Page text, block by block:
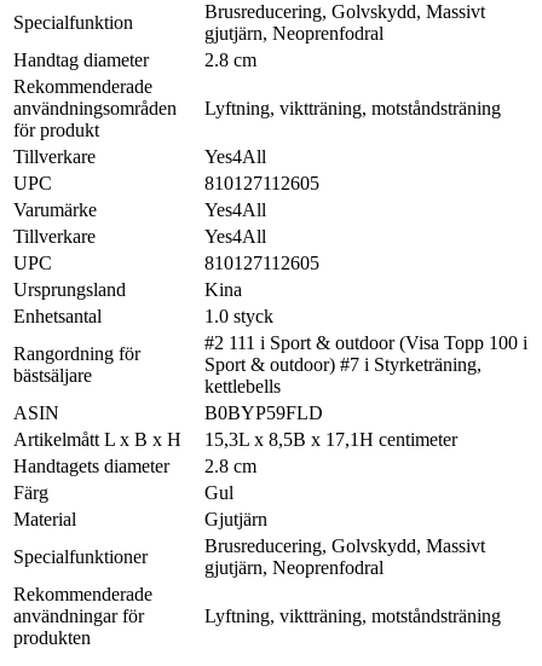
Specialfunktion
Brusreducering, Golvskydd, Massivt
gjutjärn, Neoprenfodral
Handtag diameter
2.8 cm
Rekommenderade
användningsområden
för produkt
Lyftning, viktträning, motståndsträning
Tillverkare
Yes4All
UPC
810127112605
Varumärke
Yes4All
Tillverkare
Yes4All
UPC
810127112605
Ursprungsland
Kina
Enhetsantal
1.0 styck
Rangordning för
bästsäljare
#2 111 i Sport & outdoor (Visa Topp 100 i
Sport & outdoor) #7 i Styrketräning,
kettlebells
ASIN
B0BYP59FLD
Artikelmått L x B x H
15,3L x 8,5B x 17,1H centimeter
Handtagets diameter
2.8 cm
Färg
Gul
Material
Gjutjärn
Specialfunktioner
Brusreducering, Golvskydd, Massivt
gjutjärn, Neoprenfodral
Rekommenderade
användningar för
produkten
Lyftning, viktträning, motståndsträning